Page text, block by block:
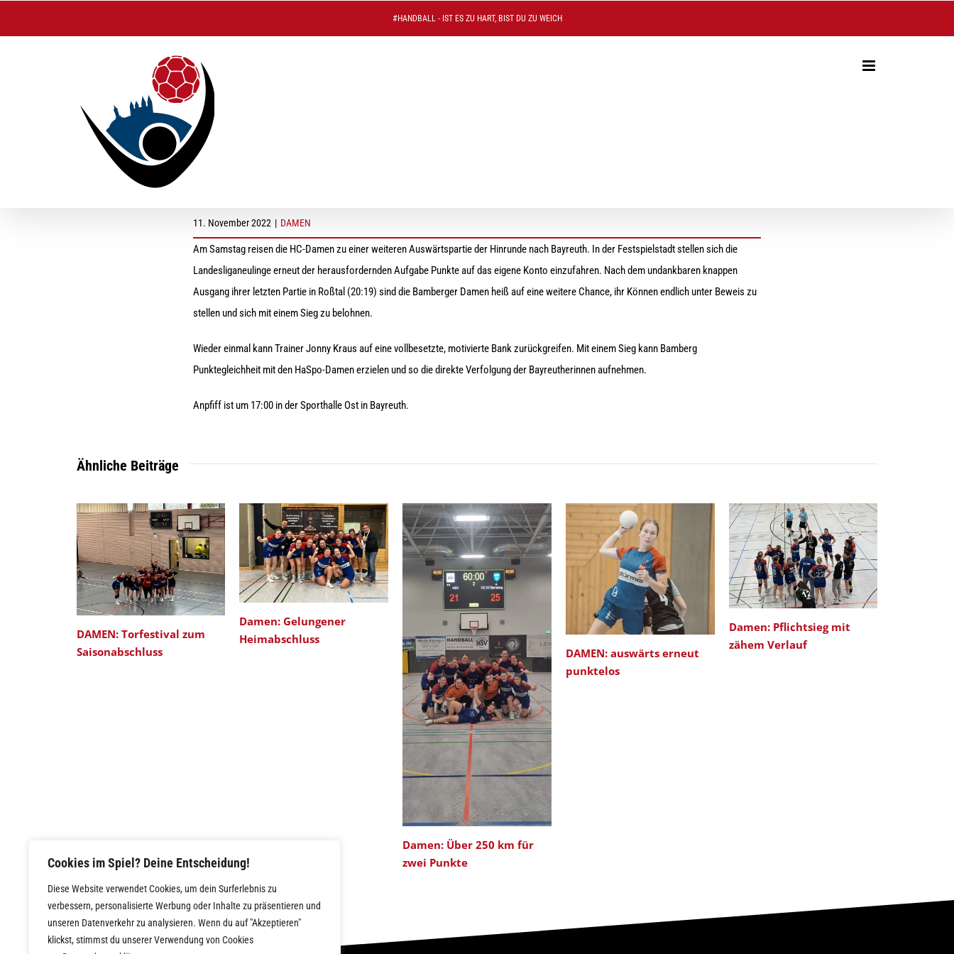
Cookies im Spiel? Deine Entscheidung!
Diese Website verwendet Cookies, um dein Surferlebnis zu
verbessern, personalisierte Werbung oder Inhalte zu präsentieren und
unseren Datenverkehr zu analysieren. Wenn du auf "Akzeptieren"
klickst, stimmst du unserer Verwendung von Cookies
#HANDBALL - IST ES ZU HART, BIST DU ZU WEICH
11. November 2022 | DAMEN
Am Samstag reisen die HC-Damen zu einer weiteren Auswärtspartie der Hinrunde nach Bayreuth. In der Festspielstadt stellen sich die
Landesliganeulinge erneut der herausfordernden Aufgabe Punkte auf das eigene Konto einzufahren. Nach dem undankbaren knappen
Ausgang ihrer letzten Partie in Roßtal (20:19) sind die Bamberger Damen heiß auf eine weitere Chance, ihr Können endlich unter Beweis zu
stellen und sich mit einem Sieg zu belohnen.
Wieder einmal kann Trainer Jonny Kraus auf eine vollbesetzte, motivierte Bank zurückgreifen. Mit einem Sieg kann Bamberg
Punktegleichheit mit den HaSpo-Damen erzielen und so die direkte Verfolgung der Bayreutherinnen aufnehmen.
Anpfiff ist um 17:00 in der Sporthalle Ost in Bayreuth.
Ähnliche Beiträge
DAMEN: Torfestival zum
Saisonabschluss
Damen: Gelungener
Heimabschluss
Damen: Über 250 km für
zwei Punkte
DAMEN: auswärts erneut
punktelos
Damen: Pflichtsieg mit
zähem Verlauf